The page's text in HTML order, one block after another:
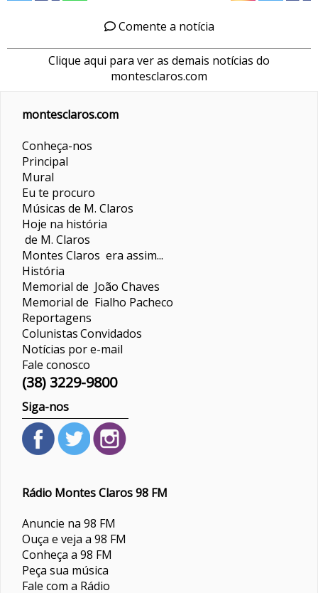
Comente a notícia
Clique aqui para ver as demais notícias do
montesclaros.com
montesclaros.com
Conheça-nos
Principal
Mural
Eu te procuro
Músicas de M. Claros
Hoje na história
de M. Claros
Montes Claros era assim...
História
Memorial de João Chaves
Memorial de Fialho Pacheco
Reportagens
ColunistasConvidados
Notícias por e-mail
Fale conosco
(38) 3229-9800
Siga-nos
Rádio Montes Claros 98 FM
Anuncie na 98 FM
Ouça e veja a 98 FM
Conheça a 98 FM
Peça sua música
Fale com a Rádio